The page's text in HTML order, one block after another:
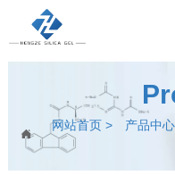

网站首页 > 产品中心